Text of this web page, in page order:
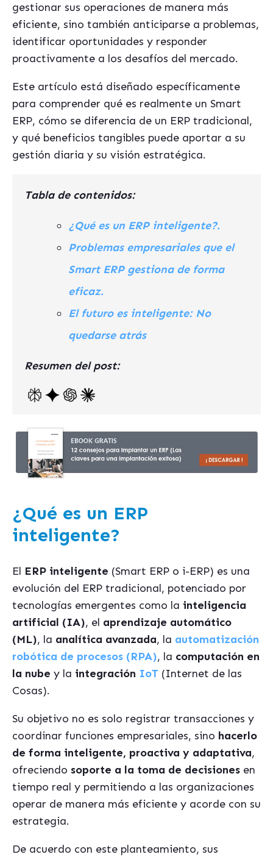
gestionar sus operaciones de manera más
eficiente, sino también anticiparse a problemas,
identificar oportunidades y responder
proactivamente a los desafíos del mercado.
Este artículo está diseñado específicamente
para comprender qué es realmente un Smart
ERP, cómo se diferencia de un ERP tradicional,
y qué beneficios tangibles puede aportar a su
gestión diaria y su visión estratégica.
Tabla de contenidos:
¿Qué es un ERP inteligente?.
Problemas empresariales que el
Smart ERP gestiona de forma
eficaz.
El futuro es inteligente: No
quedarse atrás
Resumen del post:
¿Qué es un ERP
inteligente?
El ERP inteligente (Smart ERP o i-ERP) es una
evolución del ERP tradicional, potenciado por
tecnologías emergentes como la inteligencia
artificial (IA), el aprendizaje automático
(ML), la analítica avanzada, la automatización
robótica de procesos (RPA), la computación en
la nube y la integración IoT (Internet de las
Cosas).
Su objetivo no es solo registrar transacciones y
coordinar funciones empresariales, sino hacerlo
de forma inteligente, proactiva y adaptativa,
ofreciendo soporte a la toma de decisiones en
tiempo real y permitiendo a las organizaciones
operar de manera más eficiente y acorde con su
estrategia.
De acuerdo con este planteamiento, sus